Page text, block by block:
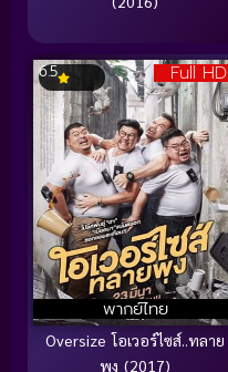
Full HD
พากย์ไทย
6.5
Oversize โอเวอร์ไซส์..ทลาย
พุง (2017)